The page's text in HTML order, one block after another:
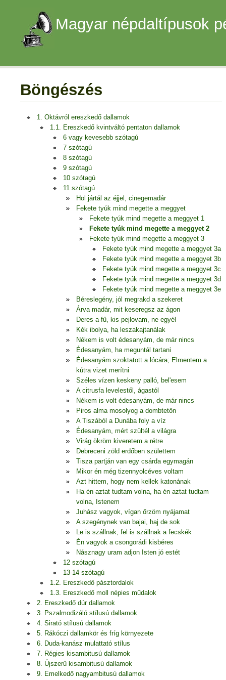
Magyar népdaltípusok
Böngészés
1. Oktávról ereszkedő dallamok
1.1. Ereszkedő kvintváltó pentaton dallamok
6 vagy kevesebb szótagú
7 szótagú
8 szótagú
9 szótagú
10 szótagú
11 szótagú
Hol jártál az éjjel, cinegemadár
Fekete tyúk mind megette a meggyet
Fekete tyúk mind megette a meggyet 1
Fekete tyúk mind megette a meggyet 2
Fekete tyúk mind megette a meggyet 3
Fekete tyúk mind megette a meggyet 3a
Fekete tyúk mind megette a meggyet 3b
Fekete tyúk mind megette a meggyet 3c
Fekete tyúk mind megette a meggyet 3d
Fekete tyúk mind megette a meggyet 3e
Béreslegény, jól megrakd a szekeret
Árva madár, mit keseregsz az ágon
Deres a fű, kis pejlovam, ne egyél
Kék ibolya, ha leszakajtanálak
Nékem is volt édesanyám, de már nincs
Édesanyám, ha meguntál tartani
Édesanyám szoktatott a lócára; Elmentem a
kútra vizet merítni
Széles vízen keskeny palló, bel'esem
A citrusfa levelestől, ágastól
Nékem is volt édesanyám, de már nincs
Piros alma mosolyog a dombtetőn
A Tiszából a Dunába foly a víz
Édesanyám, mért szültél a világra
Virág ökröm kiveretem a rétre
Debreceni zöld erdőben születtem
Tisza partján van egy csárda egymagán
Mikor én még tizennyolcéves voltam
Azt hittem, hogy nem kellek katonának
Ha én aztat tudtam volna, ha én aztat tudtam
volna, Istenem
Juhász vagyok, vígan őrzöm nyájamat
A szegénynek van bajai, haj de sok
Le is szállnak, fel is szállnak a fecskék
Én vagyok a csongorádi kisbéres
Násznagy uram adjon Isten jó estét
12 szótagú
13-14 szótagú
1.2. Ereszkedő pásztordalok
1.3. Ereszkedő moll népies műdalok
2. Ereszkedő dúr dallamok
3. Pszalmodizáló stílusú dallamok
4. Sirató stílusú dallamok
5. Rákóczi dallamkör és fríg környezete
6. Duda-kanász mulattató stílus
7. Régies kisambitusú dallamok
8. Újszerű kisambitusú dallamok
9. Emelkedő nagyambitusú dallamok